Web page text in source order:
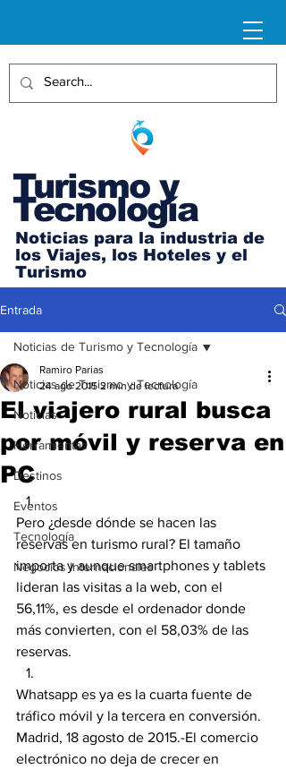
Turismo y
Tecnología
Noticias para la industria de
los Viajes, los Hoteles y el
Turismo
Entrada
Noticias de Turismo y Tecnología
Noticias
Herramientas
Destinos
Eventos
Tecnología
Negocios Internacionales
Noticias de Turismo y Tecnología
El viajero rural busca
por móvil y reserva en
PC
Ramiro Parias
24 ago 2015 2 min de lectura
Pero ¿desde dónde se hacen las
reservas en turismo rural? El tamaño
importa y aunque smartphones y tablets
lideran las visitas a la web, con el
56,11%, es desde el ordenador donde
más convierten, con el 58,03% de las
reservas.
Whatsapp es ya es la cuarta fuente de
tráfico móvil y la tercera en conversión.
Madrid, 18 agosto de 2015.-El comercio
electrónico no deja de crecer en